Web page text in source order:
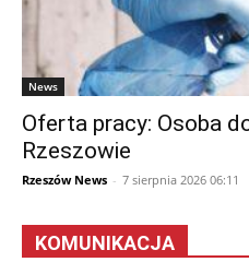
News
Oferta pracy: Osoba
Rzeszowie
Rzeszów News - 7 sierpnia 2026 06:11
KOMUNIKACJA